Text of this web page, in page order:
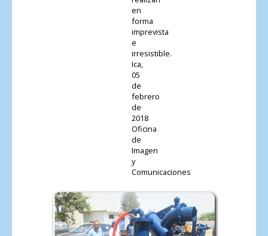
en
forma
imprevista
e
irresistible.
Ica,
05
de
febrero
de
2018
Oficina
de
Imagen
y
Comunicaciones